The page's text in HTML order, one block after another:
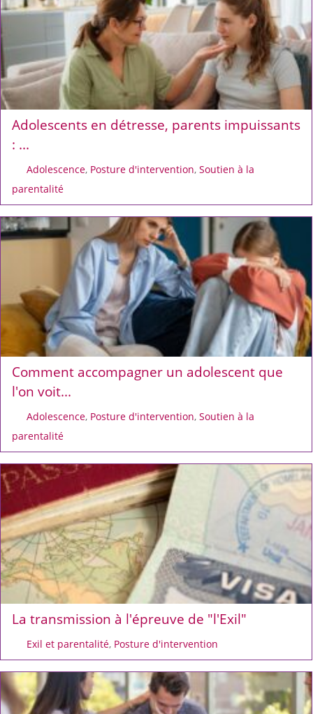
Adolescents en détresse, parents impuissants
: ...
Adolescence, Posture d'intervention, Soutien à la
parentalité
Comment accompagner un adolescent que
l'on voit...
Adolescence, Posture d'intervention, Soutien à la
parentalité
La transmission à l'épreuve de "l'Exil"
Exil et parentalité, Posture d'intervention